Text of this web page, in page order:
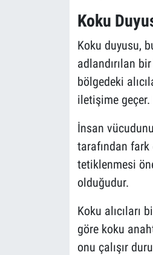
Koku
Koku duyusu,
adlandırılan
bölgedeki
iletişime geçer.
İnsan
tarafından fark
tetiklenmesi
olduğudur.
Koku alıcıları
göre koku
onu çalışır